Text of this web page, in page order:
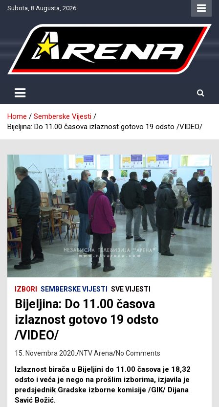
SkipSubota, 8 Augusta, 2026
NTV Arena
Home
Semberske Vijesti
Bijeljina: Do 11.00 časova izlaznost gotovo 19 odsto /VIDEO/
IZBORI SEMBERSKE VIJESTI SVE VIJESTI
Bijeljina: Do 11.00 časova
izlaznost gotovo 19 odsto
/VIDEO/
15. Novembra 2020. NTV Arena No Comments
Izlaznost birača u Bijeljini do 11.00 časova je 18,32
odsto i veća je nego na prošlim izborima, izjavila je
predsjednik Gradske izborne komisije /GIK/ Dijana
Savić Božić.